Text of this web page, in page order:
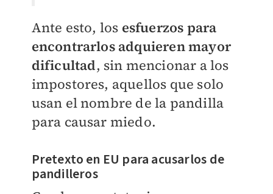
Ante esto, los esfuerzos para
encontrarlos adquieren mayor
dificultad, sin mencionar a los
impostores, aquellos que solo
usan el nombre de la pandilla
para causar miedo.
Pretexto en EU para acusarlos de
pandilleros